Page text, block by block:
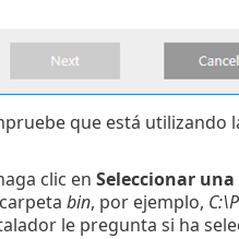
que está utilizando
clic en Seleccionar
bin, por ejemplo,
le pregunta si ha